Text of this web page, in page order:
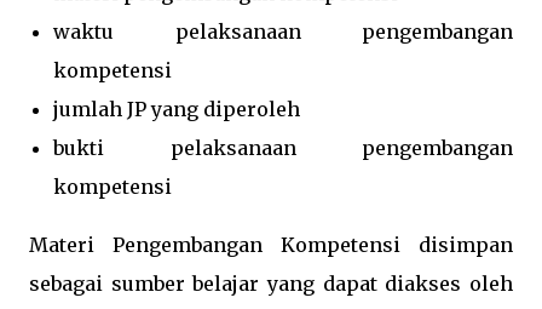
waktu pelaksanaan pengembangan
kompetensi
jumlah JP yang diperoleh
bukti pelaksanaan pengembangan
kompetensi
Materi Pengembangan Kompetensi disimpan
sebagai sumber belajar yang dapat diakses oleh